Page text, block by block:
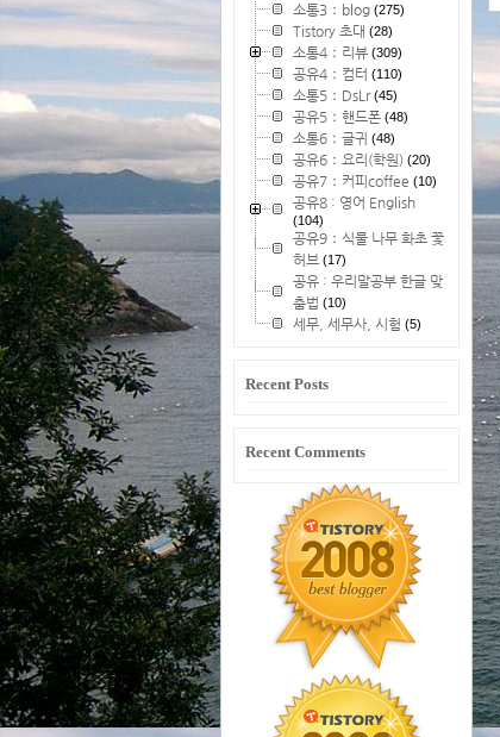
소통3：blog(275)
Tistory 초대 (28)
소통4：리뷰(309)
공유4：컴터 (110)
소통5：DsLr(45)
공유5：핸드폰(48)
소통6：글귀 (48)
공유6：요리(학원)(20)
공유7：커피coffee (10)
공유8 : 영어 English
(104)
공유9：식물 나무 화초 꽃
허브 (17)
공유 : 우리말공부 한글 맞
춤법 (10)
세무, 세무사, 시험 (5)
Recent Posts
Recent Comments